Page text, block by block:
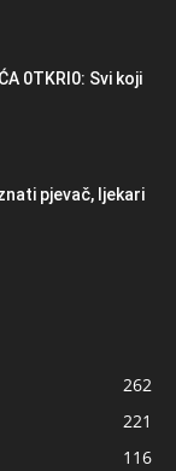
0TKRl0: Svi koji
pjevač, ljekari
262
221
116